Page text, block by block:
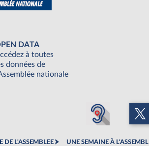
DATA
à toutes
données de
nationale
DE L'ASSEMBLEE UNE SEMAINE À